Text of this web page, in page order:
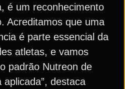
é um reconhecimento
Acreditamos que uma
é parte essencial da
atletas, e vamos
padrão Nutreon de
destaca